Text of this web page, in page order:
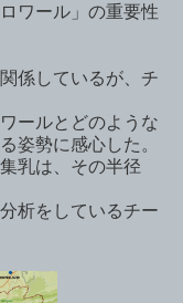
ワール」の重要性
係しているが、チ
ールとどのような
姿勢に感心した。
乳は、その半径
析をしているチー